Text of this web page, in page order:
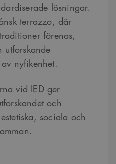
lösningar.
terrazzo, där
förenas,
utforskande
nyfikenhet.
vid IED ger
och
sociala och